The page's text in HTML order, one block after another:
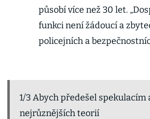
působí více než 30 let.
funkci není žádoucí a
policejních a
1/3 Abych předešel
nejrůznějších teorií